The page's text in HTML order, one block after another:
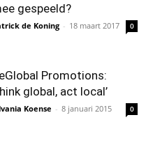
gespeeld?
de Koning - 18 maart 2017 0
Promotions:
global, act local’
Koense - 8 januari 2015 0